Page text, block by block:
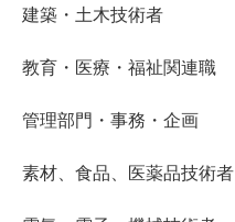
建築・土木技術者
教育・医療・福祉関連職
管理部門・事務・企画
素材、食品、医薬品技術者